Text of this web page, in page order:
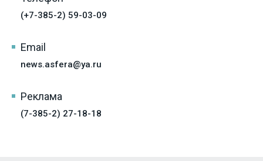
(+7-385-2) 59-03-09
Email
news.asfera@ya.ru
Реклама
(7-385-2) 27-18-18